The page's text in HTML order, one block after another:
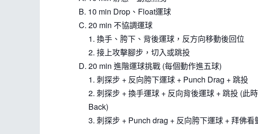
B. 10 min Drop、Float運球
C. 20 min 不協調運球
1. 換手、胯下、背後運球，反方向移動後回位
2. 接上攻擊腳步，切入或跳投
D. 20 min 進階運球挑戰 (每個動作進五球)
1. 刺探步 + 反向胯下運球 + Punch Drag + 跳投
2. 刺探步 + 換手運球 + 反向背後運球 + 跳投 (此
Back)
3. 刺探步 + Punch drag + 反向胯下運球 + 拜佛看